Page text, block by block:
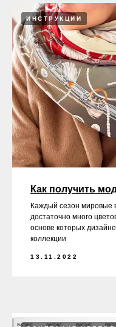
ИНСТРУКЦИИ
Как получить
Каждый сезон мировые
достаточно много
основе которых
коллекции
13.11.2022